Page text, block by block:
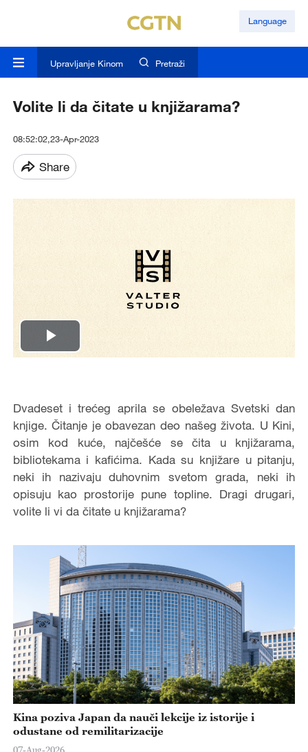
Language
Upravljanje Kinom Pretraži
Volite li da čitate u knjižarama?
08:52:02,23-Apr-2023
Share
Play
Dvadeset i trećeg aprila se obeležava Svetski dan
knjige. Čitanje je obavezan deo našeg života. U Kini,
osim kod kuće, najčešće se čita u knjižarama,
bibliotekama i kafićima. Kada su knjižare u pitanju,
neki ih nazivaju duhovnim svetom grada, neki ih
opisuju kao prostorije pune topline. Dragi drugari,
volite li vi da čitate u knjižarama?
Kina poziva Japan da nauči lekcije iz istorije i
odustane od remilitarizacije
07-Aug-2026